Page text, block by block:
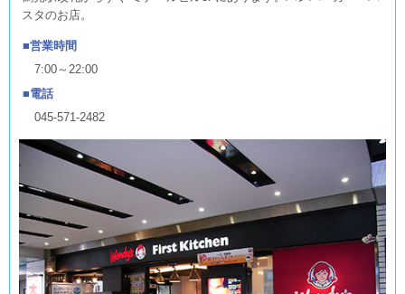
スタのお店。
営業時間
7:00～22:00
電話
045-571-2482